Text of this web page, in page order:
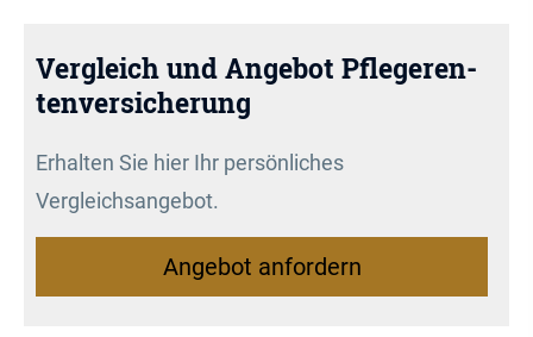
Vergleich und Angebot Pfle­ge­ren­
tenversicherung
Erhalten Sie hier Ihr persönliches
Vergleichsangebot.
An­ge­bot an­for­dern